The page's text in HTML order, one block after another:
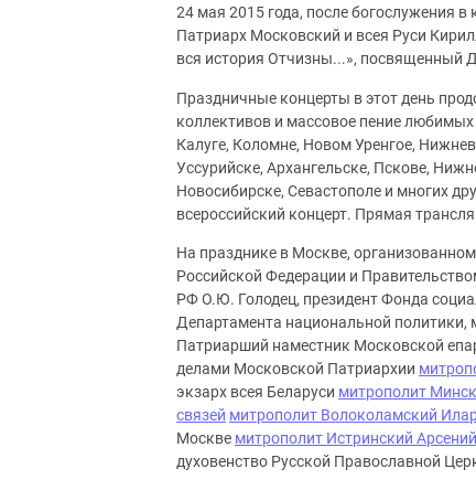
24 мая 2015 года, после богослужения
Патриарх Московский и всея Руси
вся история Отчизны...», посвященный
Праздничные концерты в этот день
коллективов и массовое пение
Калуге, Коломне, Новом Уренгое,
Уссурийске, Архангельске, Пскове,
Новосибирске, Севастополе и многих
всероссийский концерт. Прямая
На празднике в Москве,
Российской Федерации и
РФ О.Ю. Голодец, президент Фонда
Департамента национальной
Патриарший наместник Московской
делами Московской Патриархии
экзарх всея Беларуси митрополит
связей митрополит Волоколамский
Москве митрополит Истринский Арсений
духовенство Русской Православной